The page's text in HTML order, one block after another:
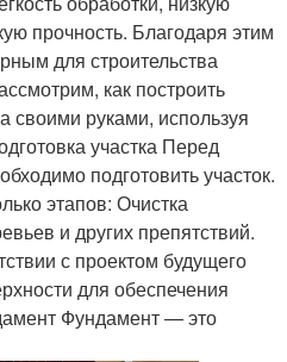
прочность. Благодаря этим
для строительства
как построить
своими руками, используя
участка Перед
подготовить участок.
этапов: Очистка
и других препятствий.
с проектом будущего
для обеспечения
Фундамент — это